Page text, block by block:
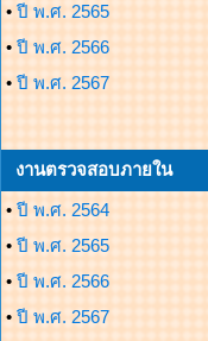
• ปี พ.ศ. 2565
• ปี พ.ศ. 2566
• ปี พ.ศ. 2567
งานตรวจสอบภายใน
• ปี พ.ศ. 2564
• ปี พ.ศ. 2565
• ปี พ.ศ. 2566
• ปี พ.ศ. 2567